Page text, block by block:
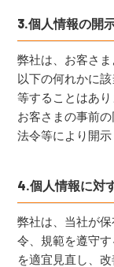
3.個人情報の開
弊社は、お客さ
以下の何れかに
等することはあり
お客さまの事前
法令等により開
4.個人情報に対
弊社は、当社が
令、規範を遵守
を適宜見直し、